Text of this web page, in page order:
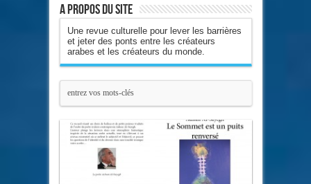
A propos du site
Une revue culturelle pour lever les barrières
et jeter des ponts entre les créateurs
arabes et les créateurs du monde.